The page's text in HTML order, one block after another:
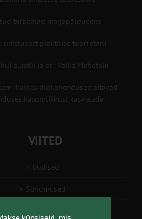
turbaalad marjapõldudeks
unistusest praktilise tööriistani
elustiil ja äri: Väike Mahetalu
kuidas digilahendused aitavad
kasumlikkust kasvatada
VIITED
Uudised
Sündmused